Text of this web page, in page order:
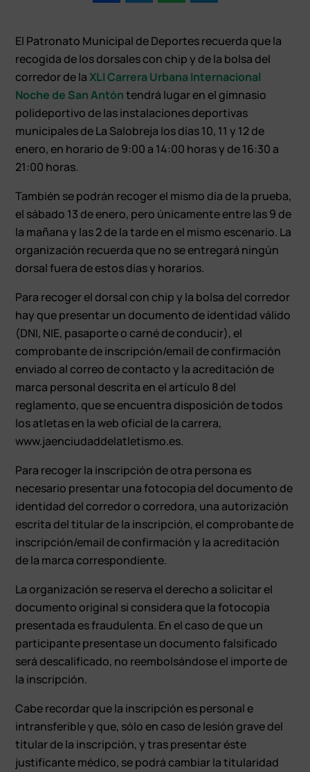
El Patronato Municipal de Deportes recuerda que la
recogida de los dorsales con chip y de la bolsa del
corredor de laXLI Carrera Urbana Internacional
Noche de San Antóntendrá lugar en el gimnasio
polideportivo de las instalaciones deportivas
municipales de La Salobreja los días 10, 11 y 12 de
enero, en horario de 9:00 a 14:00 horas y de 16:30 a
21:00 horas.
También se podrán recoger el mismo día de la prueba,
el sábado 13 de enero, pero únicamente entre las 9 de
la mañana y las 2 de la tarde en el mismo escenario. La
organización recuerda que no se entregará ningún
dorsal fuera de estos días y horarios.
Para recoger el dorsal con chip y la bolsa del corredor
hay que presentar un documento de identidad válido
(DNI, NIE, pasaporte o carné de conducir), el
comprobante de inscripción/email de confirmación
enviado al correo de contacto y la acreditación de
marca personal descrita en el artículo 8 del
reglamento, que se encuentra disposición de todos
los atletas en la web oficial de la carrera,
www.jaenciudaddelatletismo.es.
Para recoger la inscripción de otra persona es
necesario presentar una fotocopia del documento de
identidad del corredor o corredora, una autorización
escrita del titular de la inscripción, el comprobante de
inscripción/email de confirmación y la acreditación
de la marca correspondiente.
La organización se reserva el derecho a solicitar el
documento original si considera que la fotocopia
presentada es fraudulenta. En el caso de que un
participante presentase un documento falsificado
será descalificado, no reembolsándose el importe de
la inscripción.
Cabe recordar que la inscripción es personal e
intransferible y que, sólo en caso de lesión grave del
titular de la inscripción, y tras presentar éste
justificante médico, se podrá cambiar la titularidad